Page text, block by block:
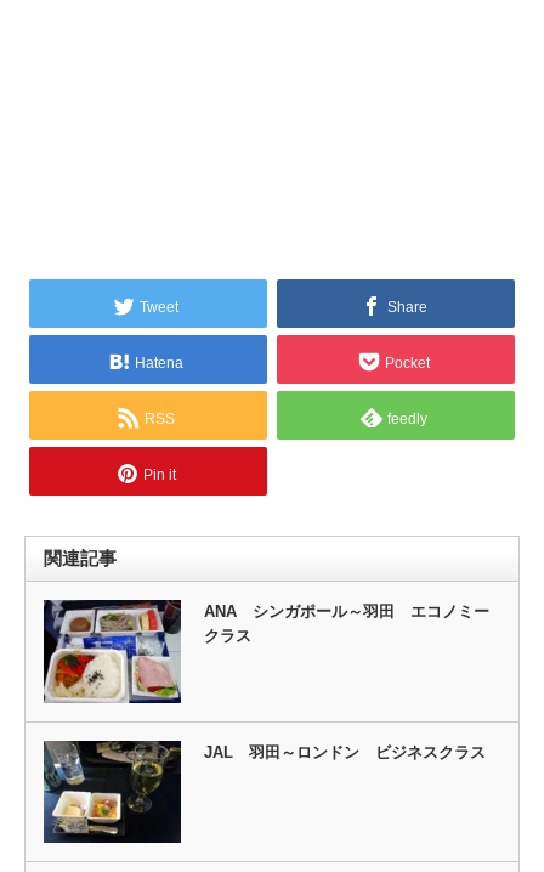
Tweet Share
Hatena Pocket
RSS feedly
Pin it
関連記事
ANA シンガポール～羽田 エコノミー
クラス
JAL 羽田～ロンドン ビジネスクラス